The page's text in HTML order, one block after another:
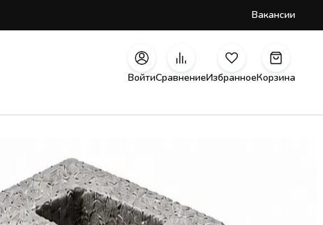
Вакансии
ВойтиСравнениеИзбранноеКорзина